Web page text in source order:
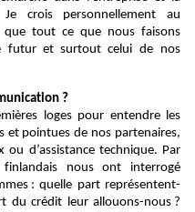
crois personnellement au
tout ce que nous faisons
futur et surtout celui de nos
?
loges pour entendre les
et pointues de nos partenaires,
d’assistance technique. Par
nous ont interrogé
: quelle part représentent-
du crédit leur allouons-nous ?